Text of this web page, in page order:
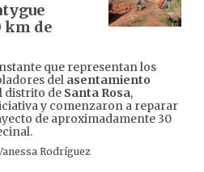
km de
que representan los
del asentamiento
distrito de Santa Rosa,
y comenzaron a reparar
de aproximadamente 30
Rodríguez